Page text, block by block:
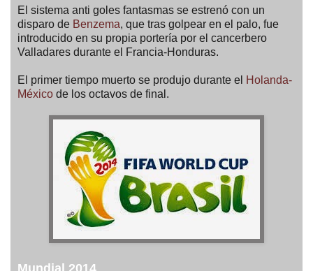
El sistema anti goles fantasmas se estrenó con un
disparo de Benzema, que tras golpear en el palo, fue
introducido en su propia portería por el cancerbero
Valladares durante el Francia-Honduras.
El primer tiempo muerto se produjo durante el Holanda-
México de los octavos de final.